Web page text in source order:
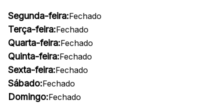
Segunda-feira:Fechado
Terça-feira:Fechado
Quarta-feira:Fechado
Quinta-feira:Fechado
Sexta-feira:Fechado
Sábado:Fechado
Domingo:Fechado